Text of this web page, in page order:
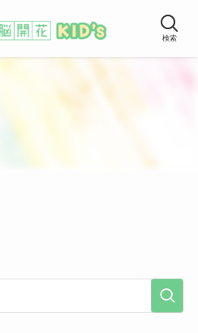
検索